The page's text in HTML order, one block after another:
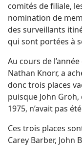
comités de filiale,
nomination de
des surveillants
qui sont portées à
Au cours de
Nathan Knorr, a
donc trois places
puisque John
1975, n’avait pas
Ces trois places
Carey Barber,